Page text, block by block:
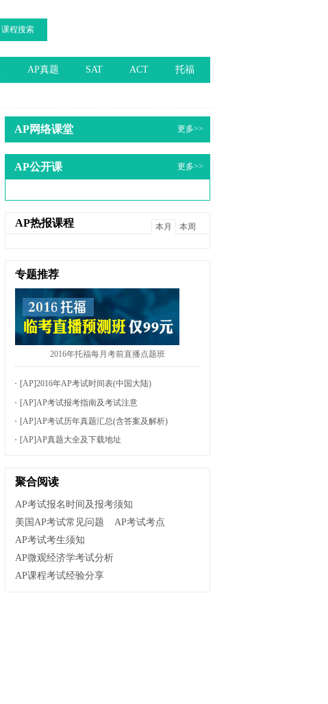
课程搜索
AP真题 SAT ACT 托福
AP网络课堂 更多>>
AP公开课 更多>>
AP热报课程 本月 本周
专题推荐
2016年托福每月考前直播点题班
[AP]2016年AP考试时间表(中国大陆)
[AP]AP考试报考指南及考试注意
[AP]AP考试历年真题汇总(含答案及解析)
[AP]AP真题大全及下载地址
聚合阅读
AP考试报名时间及报考须知
美国AP考试常见问题
AP考试考点
AP考试考生须知
AP微观经济学考试分析
AP课程考试经验分享